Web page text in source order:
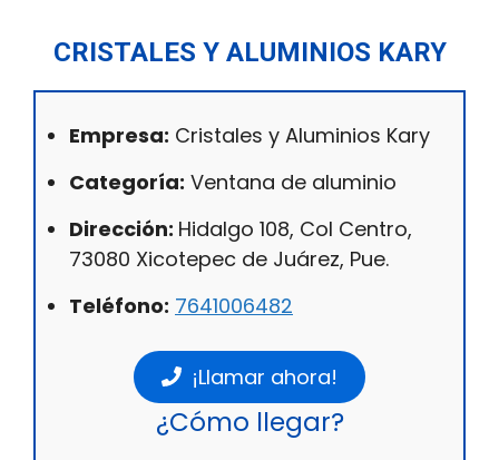
CRISTALES Y ALUMINIOS KARY
Empresa: Cristales y Aluminios Kary
Categoría: Ventana de aluminio
Dirección: Hidalgo 108, Col Centro,
73080 Xicotepec de Juárez, Pue.
Teléfono: 7641006482
¡Llamar ahora!
¿Cómo llegar?